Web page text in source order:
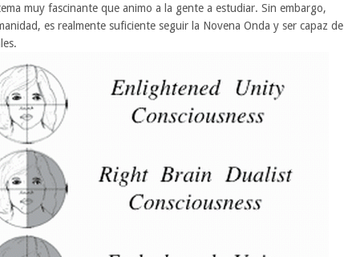
muy fascinante que animo a la gente a estudiar. Sin embargo,
es realmente suficiente seguir la Novena Onda y ser capaz de